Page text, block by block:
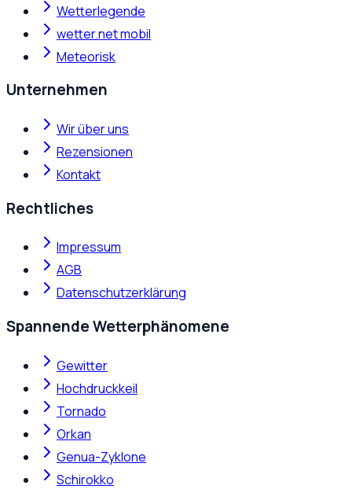
Wetterlegende
wetter.net mobil
Meteorisk
Unternehmen
Wir über uns
Rezensionen
Kontakt
Rechtliches
Impressum
AGB
Datenschutzerklärung
Spannende Wetterphänomene
Gewitter
Hochdruckkeil
Tornado
Orkan
Genua-Zyklone
Schirokko